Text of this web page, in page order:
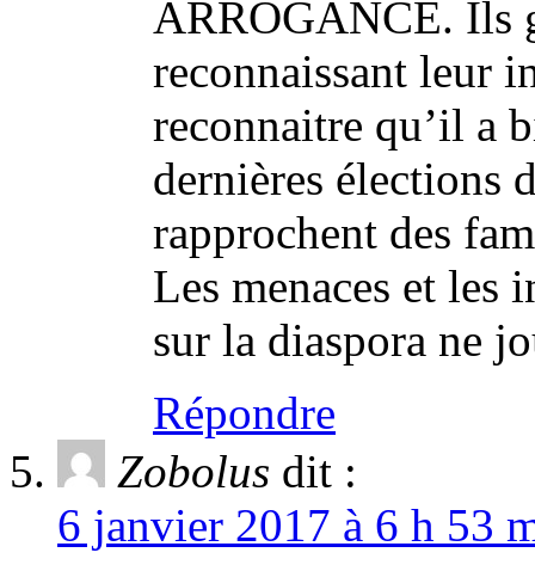
ARROGANCE. Ils
reconnaissant leur
reconnaitre qu’il a
dernières élections
rapprochent des
Les menaces et
sur la diaspora ne
Répondre
Zobolus dit :
6 janvier 2017 à 6 h 53